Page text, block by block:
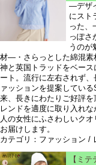
―デザ
にスト
った、
っぽさ
うのが
材―・さらっとした綿混素
神と英国トラッドをベー
ート。流行に左右されず
ァッションを提案してい
来、長きにわたりご好評
レンドを適度に取り入れ
人の女性にふさわしいク
お届けします。
カテゴリ：ファッション /
【ミ